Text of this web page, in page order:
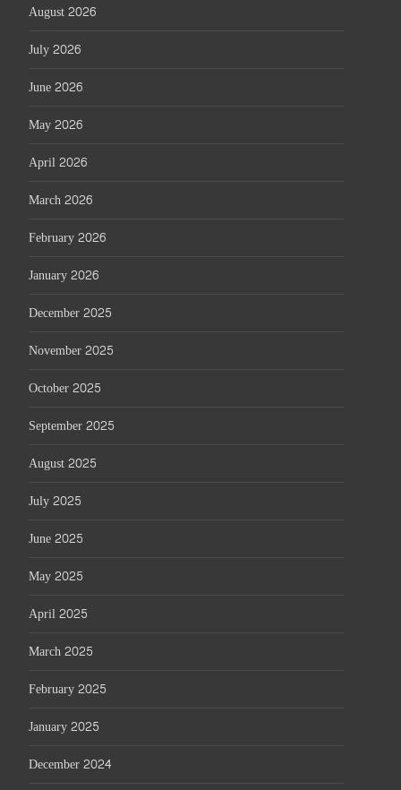
August 2026
July 2026
June 2026
May 2026
April 2026
March 2026
February 2026
January 2026
December 2025
November 2025
October 2025
September 2025
August 2025
July 2025
June 2025
May 2025
April 2025
March 2025
February 2025
January 2025
December 2024